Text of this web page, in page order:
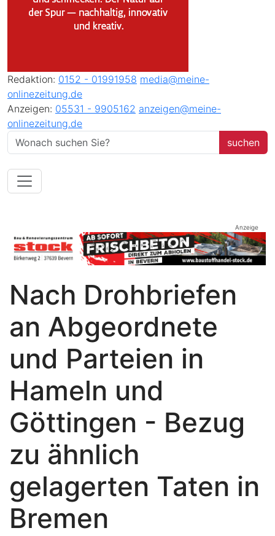
Redaktion: 0152 - 01991958 media@meine-
onlinezeitung.de
Anzeigen: 05531 - 9905162 anzeigen@meine-
onlinezeitung.de
Anzeige
Nach Drohbriefen
an Abgeordnete
und Parteien in
Hameln und
Göttingen - Bezug
zu ähnlich
gelagerten Taten in
Bremen